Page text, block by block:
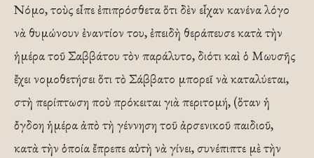
Νόμο, τοὺς εἶπε ἐπιπρόσθετα ὅτι δὲν εἶχαν κανένα λόγο
νὰ θυμώνουν ἐναντίον του, ἐπειδὴ θεράπευσε κατὰ τὴν
ἡμέρα τοῦ Σαββάτου τὸν παράλυτο, διότι καὶ ὁ Μωυσῆς
ἔχει νομοθετήσει ὅτι τὸ Σάββατο μπορεῖ νὰ καταλύεται,
στὴ περίπτωση ποὺ πρόκειται γιὰ περιτομή, (ὅταν ἡ
ὄγδοη ἡμέρα ἀπὸ τὴ γέννηση τοῦ ἀρσενικοῦ παιδιοῦ,
κατὰ τὴν ὁποία ἔπρεπε αὐτὴ νὰ γίνει, συνέπιπτε μὲ τὴν